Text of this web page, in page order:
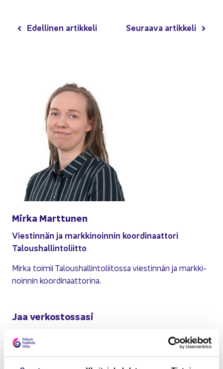
Mirka Mart­tu­nen
Vies­tin­nän ja mark­ki­noin­nin koor­di­naat­to­ri
Ta­lous­hal­lin­to­liit­to
Mirka toi­mii Ta­lous­hal­lin­to­lii­tos­sa vies­tin­nän ja mark­ki­
noin­nin koor­di­naat­to­ri­na.
Jaa ver­kos­tos­sa­si
Edel­li­nen ar­tik­ke­li Seu­raa­va ar­tik­ke­li